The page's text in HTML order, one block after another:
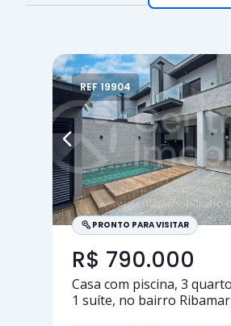
REF 19904
PRONTO PARA VISITAR
R$ 790.000
Casa com piscina, 3
1 suíte, no bairro Ribamar